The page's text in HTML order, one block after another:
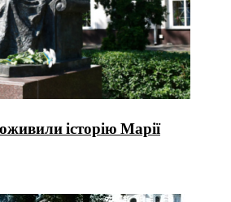
історію Марії